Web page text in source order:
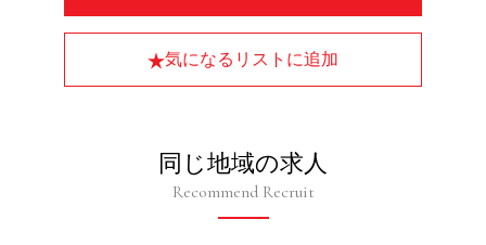
気になるリストに追加
同じ地域の求人
Recommend Recruit